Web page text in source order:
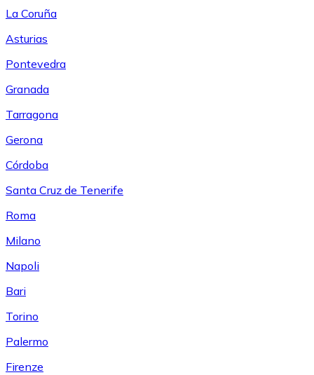
La Coruña
Asturias
Pontevedra
Granada
Tarragona
Gerona
Córdoba
Santa Cruz de Tenerife
Roma
Milano
Napoli
Bari
Torino
Palermo
Firenze